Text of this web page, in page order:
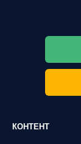
КОНТЕНТ